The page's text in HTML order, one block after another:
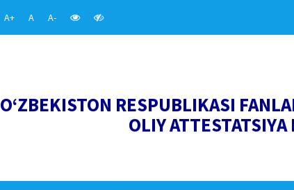
A+ A A-
O‘ZBEKISTON RESPUBLIKASI
OLIY